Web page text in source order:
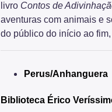
livro Contos de
aventuras com animais e
do público do início ao
Perus/Anhanguera
Biblioteca Érico